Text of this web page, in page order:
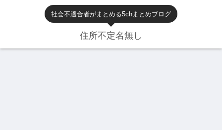
社会不適合者がまとめる5chまとめブログ
住所不定名無し